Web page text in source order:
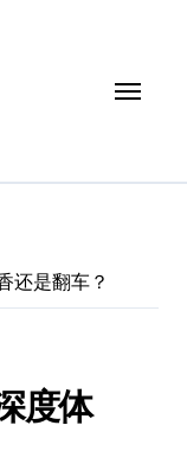
还是翻车？
度体